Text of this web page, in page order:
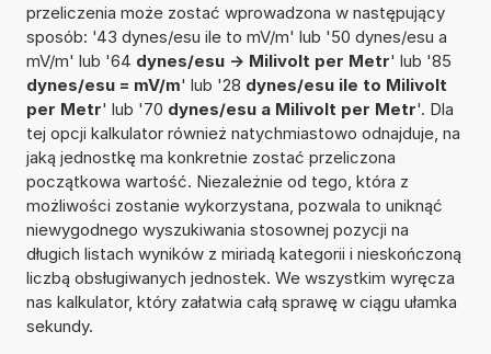
przeliczenia może zostać wprowadzona w następujący
sposób: '43 dynes/esu ile to mV/m' lub '50 dynes/esu a
mV/m' lub '64 dynes/esu -> Milivolt per Metr' lub '85
dynes/esu = mV/m' lub '28 dynes/esu ile to Milivolt
per Metr' lub '70 dynes/esu a Milivolt per Metr'. Dla
tej opcji kalkulator również natychmiastowo odnajduje, na
jaką jednostkę ma konkretnie zostać przeliczona
początkowa wartość. Niezależnie od tego, która z
możliwości zostanie wykorzystana, pozwala to uniknąć
niewygodnego wyszukiwania stosownej pozycji na
długich listach wyników z miriadą kategorii i nieskończoną
liczbą obsługiwanych jednostek. We wszystkim wyręcza
nas kalkulator, który załatwia całą sprawę w ciągu ułamka
sekundy.